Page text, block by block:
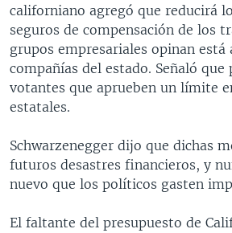
VENEZUELA
BRASIL
NICARAGUA
ECONOMÍA
ENTRETENIMIENTO Y CULTURA
TECNOLOGÍA
DEPORTES
MULTIMEDIA
VIDEOS
FOTOGRAFÍA
AUDIOS
PROGRAMAS TV
EL MUNDO AL DÍA
FORO INTERAMERICANO
LAS CLAVES
PANORAMA
RADIO
AVANCE INFORMATIVO
BUENOS DÍAS AMÉRICA
ESTADOS UNIDOS AL DÍA
DIRECT
Learning English
californiano agregó que reducirá
seguros de compensación de los
grupos empresariales opinan está
compañías del estado. Señaló que
votantes que aprueben un límite
estatales.
Schwarzenegger dijo que dichas
futuros desastres financieros, y
nuevo que los políticos gasten
El faltante del presupuesto de